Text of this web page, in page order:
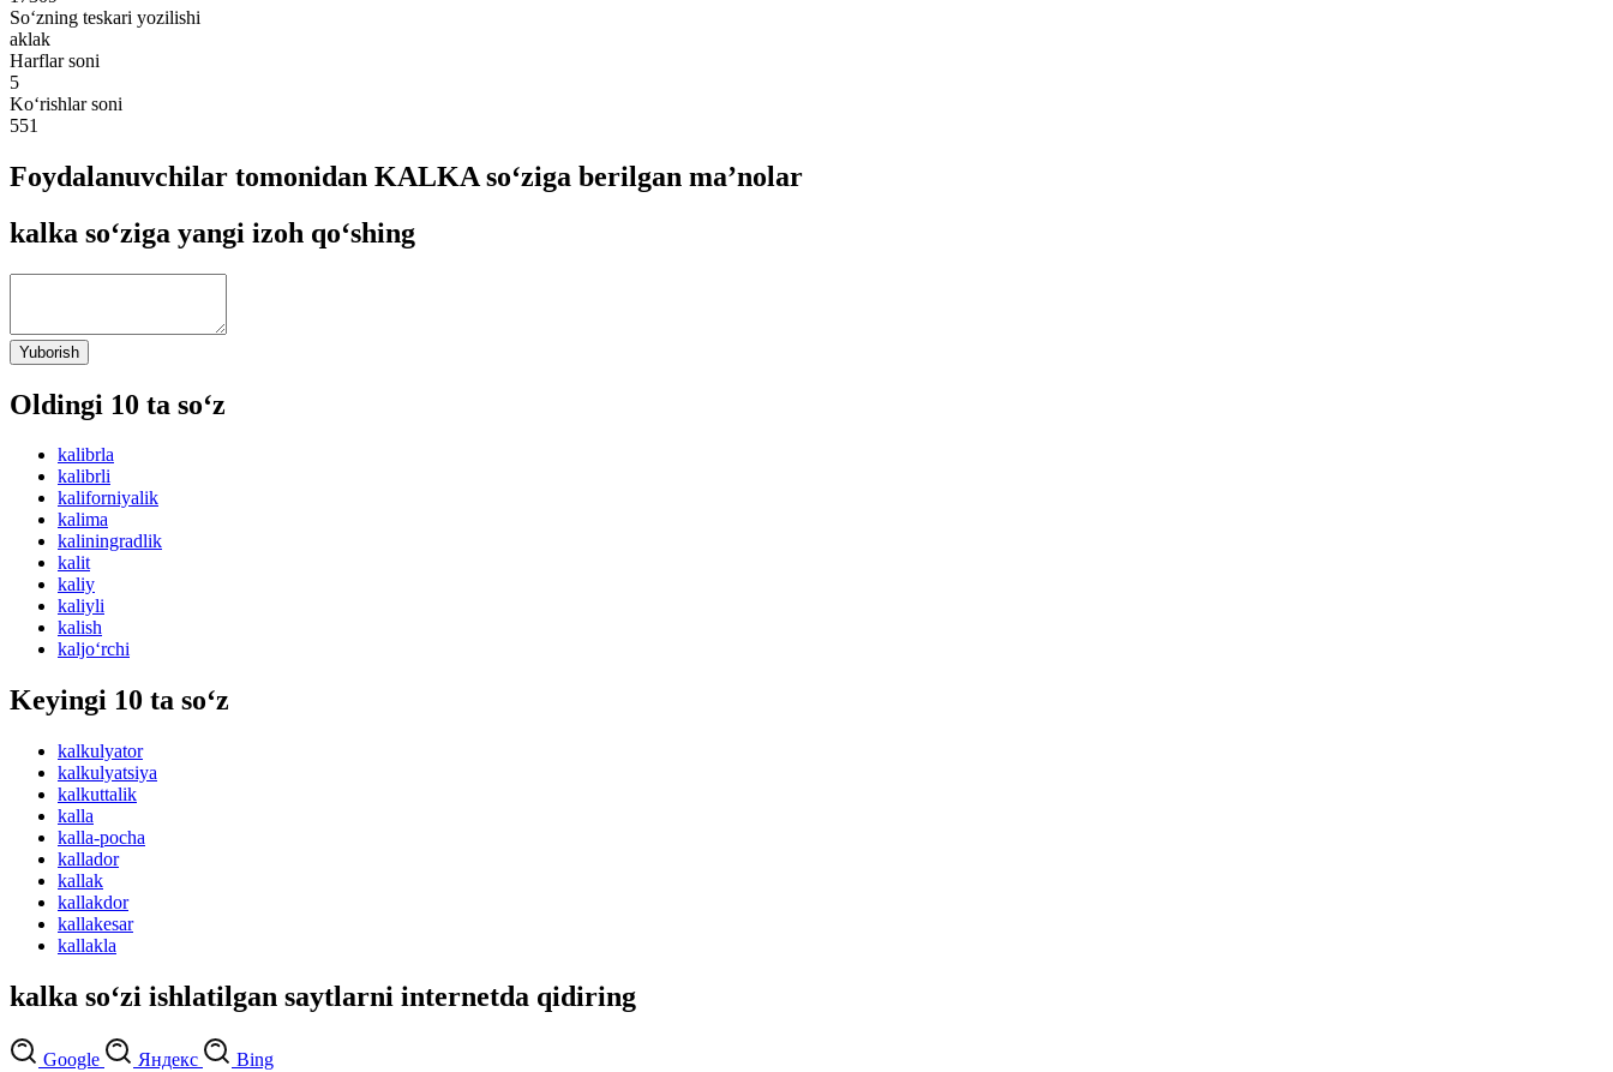
So‘zning teskari yozilishi
aklak
Harflar soni
5
Ko‘rishlar soni
551
Foydalanuvchilar tomonidan KALKA so‘ziga berilgan ma’nolar
kalka so‘ziga yangi izoh qo‘shing
Yuborish
Oldingi 10 ta so‘z
kalibrla
kalibrli
kaliforniyalik
kalima
kaliningradlik
kalit
kaliy
kaliyli
kalish
kaljo‘rchi
Keyingi 10 ta so‘z
kalkulyator
kalkulyatsiya
kalkuttalik
kalla
kalla-pocha
kallador
kallak
kallakdor
kallakesar
kallakla
kalka so‘zi ishlatilgan saytlarni internetda qidiring
Google Яндекс Bing